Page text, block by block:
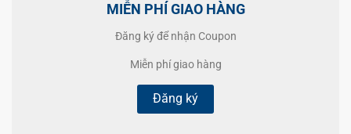
MIỄN PHÍ GIAO HÀNG
Đăng ký để nhận Coupon
Miễn phí giao hàng
Đăng ký